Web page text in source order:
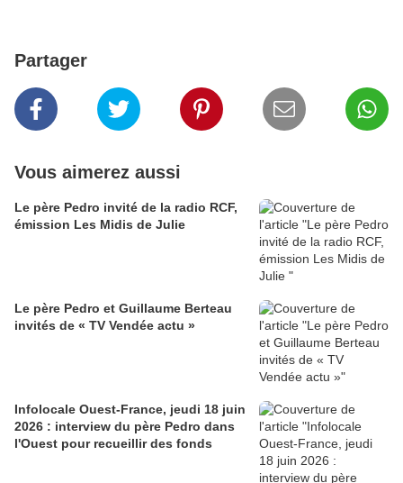
Partager
Vous aimerez aussi
Le père Pedro invité de la radio RCF,
émission Les Midis de Julie
Le père Pedro et Guillaume Berteau
invités de « TV Vendée actu »
Infolocale Ouest-France, jeudi 18 juin
2026 : interview du père Pedro dans
l'Ouest pour recueillir des fonds